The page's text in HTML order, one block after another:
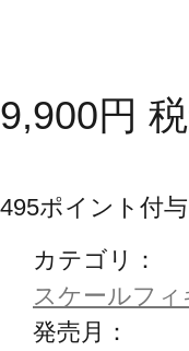
9,900円
495ポイント付与
カテゴリ：
スケールフィ
発売月：